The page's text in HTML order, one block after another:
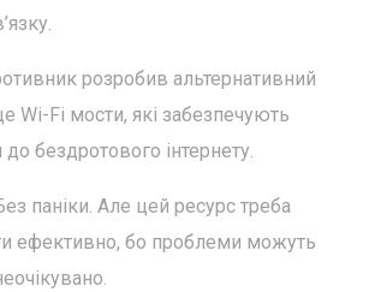
розробив альтернативний
Wi-Fi мости, які забезпечують
бездротового інтернету.
паніки. Але цей ресурс треба
ефективно, бо проблеми можуть